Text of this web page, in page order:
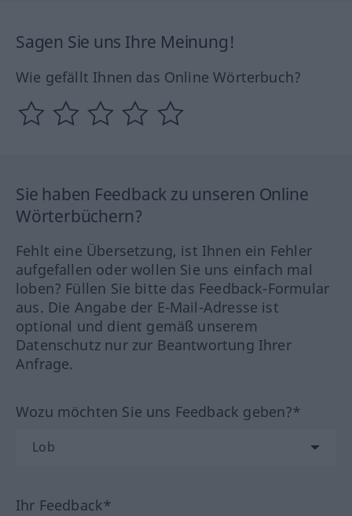
Sagen Sie uns Ihre Meinung!
Wie gefällt Ihnen das Online Wörterbuch?
Sie haben Feedback zu unseren Online
Wörterbüchern?
Fehlt eine Übersetzung, ist Ihnen ein Fehler
aufgefallen oder wollen Sie uns einfach mal
loben? Füllen Sie bitte das Feedback-Formular
aus. Die Angabe der E-Mail-Adresse ist
optional und dient gemäß unserem
Datenschutz nur zur Beantwortung Ihrer
Anfrage.
Wozu möchten Sie uns Feedback geben?*
Ihr Feedback*